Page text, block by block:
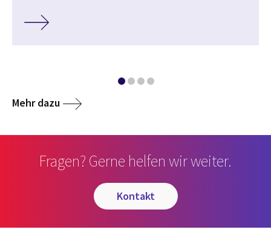
Mehr dazu
Fragen? Gerne helfen wir weiter.
kontakt